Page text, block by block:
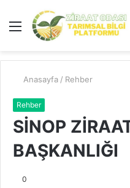
Menü
Anasayfa / Rehber
Rehber
SİNOP
BAŞKANLIĞI
0